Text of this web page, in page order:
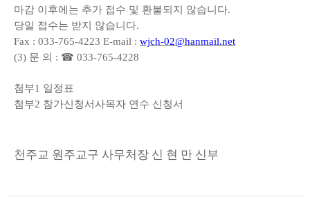
마감 이후에는 추가 접수 및 환불되지 않습니다.
당일 접수는 받지 않습니다.
Fax : 033-765-4223 E-mail : wjch-02@hanmail.net
(3) 문 의 : ☎ 033-765-4228
첨부1 일정표
첨부2 참가신청서사목자 연수 신청서
천주교 원주교구 사무처장 신 현 만 신부